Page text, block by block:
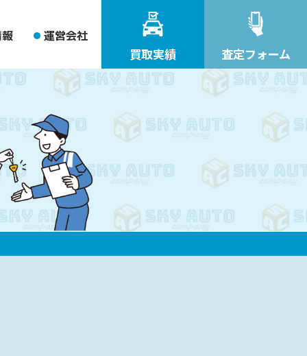
運営会社
買取実績 査定フォーム